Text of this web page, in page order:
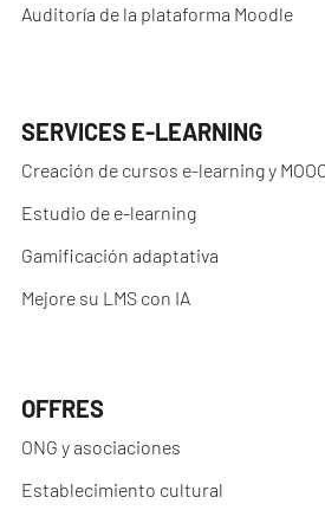
Auditoría de la plataforma Moodle
SERVICES E-LEARNING
Creación de cursos e-learning y
Estudio de e-learning
Gamificación adaptativa
Mejore su LMS con IA
OFFRES
ONG y asociaciones
Establecimiento cultural